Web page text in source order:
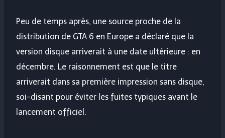
Peu de temps après, une source proche de la
distribution de GTA 6 en Europe a déclaré que la
version disque arriverait à une date ultérieure : en
décembre. Le raisonnement est que le titre
arriverait dans sa première impression sans disque,
soi-disant pour éviter les fuites typiques avant le
lancement officiel.